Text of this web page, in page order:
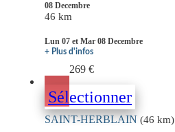
08 Decembre
46 km
Lun 07 et Mar 08 Decembre
+ Plus d'infos
269 €
Sélectionner
SAINT-HERBLAIN (46 km)